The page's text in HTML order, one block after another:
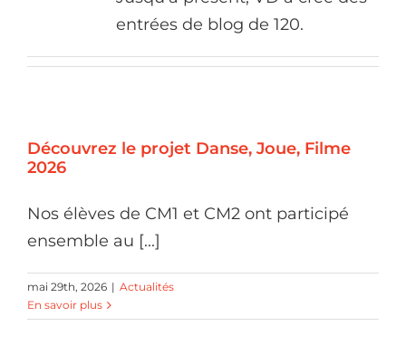
entrées de blog de 120.
Découvrez le projet Danse, Joue, Filme
2026
Nos élèves de CM1 et CM2 ont participé
ensemble au [...]
mai 29th, 2026 | Actualités
En savoir plus